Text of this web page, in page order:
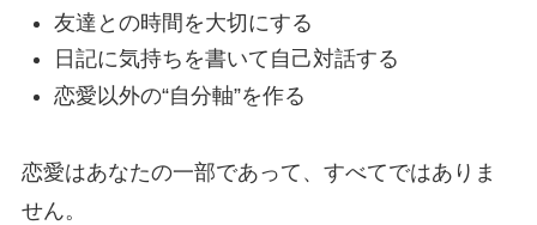
友達との時間を大切にする
日記に気持ちを書いて自己対話する
恋愛以外の“自分軸”を作る
恋愛はあなたの一部であって、すべてではありま
せん。